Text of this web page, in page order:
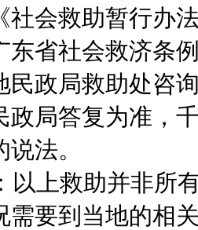
《社会救助暂行办
东省社会救济条
民政局救助处咨
政局答复为准，
法。
以上救助并非所
需要到当地的相